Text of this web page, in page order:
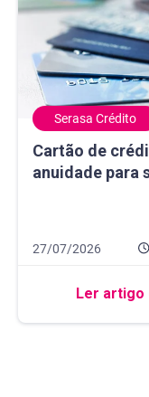
Serasa Crédito
Cartão de
anuidade para
Cartão de crédito
Data de publicação
27/07/2026
16 minutos de leitura
Ler artigo